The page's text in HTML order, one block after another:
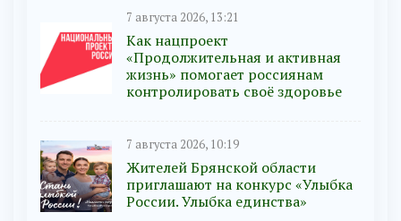
7 августа 2026, 13:21
Как нацпроект
«Продолжительная и активная
жизнь» помогает россиянам
контролировать своё здоровье
7 августа 2026, 10:19
Жителей Брянской области
приглашают на конкурс «Улыбка
России. Улыбка единства»